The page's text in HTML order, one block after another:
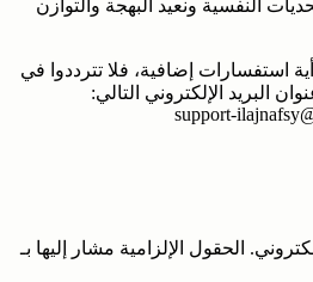
النفسية ونعيد البهجة والتوازن
استفسارات إضافية، فلا تترددوا في
البريد الإلكتروني التالي:
الحقول الإلزامية مشار إليها بـ